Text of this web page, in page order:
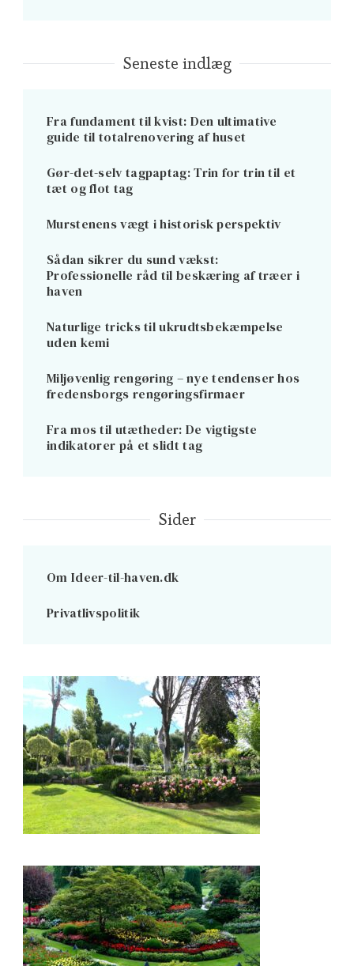
Seneste indlæg
Fra fundament til kvist: Den ultimative
guide til totalrenovering af huset
Gør-det-selv tagpaptag: Trin for trin til et
tæt og flot tag
Murstenens vægt i historisk perspektiv
Sådan sikrer du sund vækst:
Professionelle råd til beskæring af træer i
haven
Naturlige tricks til ukrudtsbekæmpelse
uden kemi
Miljøvenlig rengøring – nye tendenser hos
fredensborgs rengøringsfirmaer
Fra mos til utætheder: De vigtigste
indikatorer på et slidt tag
Sider
Om Ideer-til-haven.dk
Privatlivspolitik